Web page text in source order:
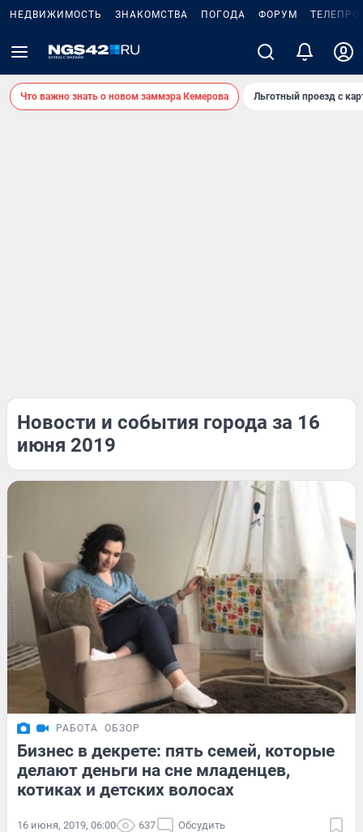
НЕДВИЖИМОСТЬ ЗНАКОМСТВА ПОГОДА ФОРУМ
Что важно знать о новом заммэра Кемерова Льготный проезд с
Новости и события города за 16
июня 2019
РАБОТА ОБЗОР
Бизнес в декрете: пять семей, которые
делают деньги на сне младенцев,
котиках и детских волосах
16 июня, 2019, 06:00 637 Обсудить